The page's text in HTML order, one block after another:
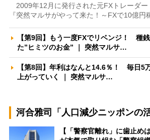
2009年12月に発行された元FXトレーダー
『突然マルサがやって来た！～FXで10億円
【第9回】もう一度FXでリベンジ！ 種
た”ヒミツのお金” ｜ 突然マルサ…
【第8回】年利はなんと14.6％！ 毎日5
上がっていく ｜ 突然マルサ…
河合雅司「人口減少ニッポンの活
【「警察官離れ」に歯止め